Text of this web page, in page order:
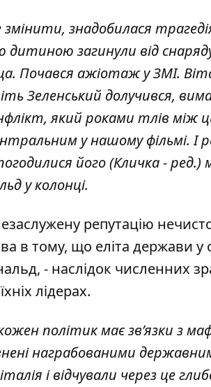
знадобилася
дитиною загинули від
Почався ажіотаж у ЗМІ.
Зеленський долучився,
який роками тлів між
у нашому фільмі. І
його (Кличка - ред.)
у колонці.
репутацію
в тому, що еліта держави у
- наслідок численних
лідерах.
політик має зв’язки з
награбованими
і відчували через це